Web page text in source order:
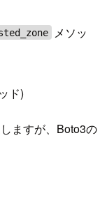
メソッ
ド)
ますが、Boto3の